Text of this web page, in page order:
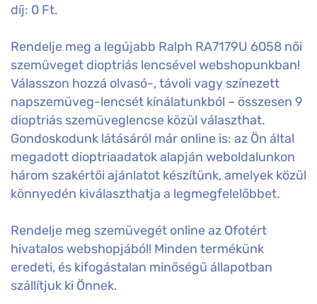
díj: 0 Ft.
Rendelje meg a legújabb Ralph RA7179U 6058 női
szemüveget dioptriás lencsével webshopunkban!
Válasszon hozzá olvasó-, távoli vagy színezett
napszemüveg-lencsét kínálatunkból – összesen 9
dioptriás szemüveglencse közül választhat.
Gondoskodunk látásáról már online is: az Ön által
megadott dioptriaadatok alapján weboldalunkon
három szakértői ajánlatot készítünk, amelyek közül
könnyedén kiválaszthatja a legmegfelelőbbet.
Rendelje meg szemüvegét online az Ofotért
hivatalos webshopjából! Minden termékünk
eredeti, és kifogástalan minőségű állapotban
szállítjuk ki Önnek.